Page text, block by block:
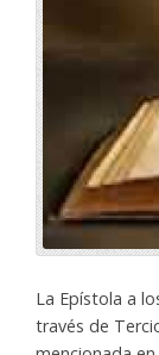
La Epístola a
través de